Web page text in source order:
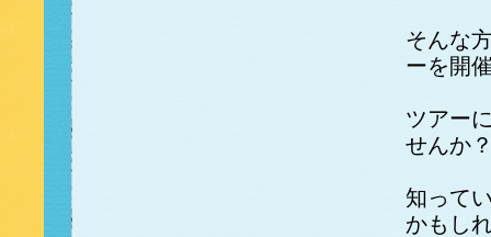
そんな
ーを開
ツアー
せんか
知って
かもし